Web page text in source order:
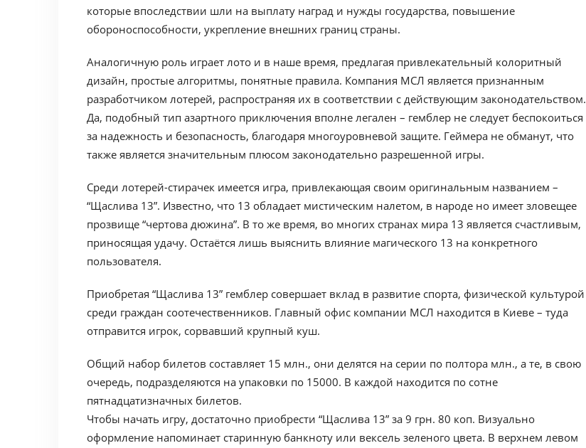
которые впоследствии шли на выплату наград и нужды государства, повышение
обороноспособности, укрепление внешних границ страны.
Аналогичную роль играет лото и в наше время, предлагая привлекательный колоритный
дизайн, простые алгоритмы, понятные правила. Компания МСЛ является признанным
разработчиком лотерей, распространяя их в соответствии с действующим законодательством.
Да, подобный тип азартного приключения вполне легален – гемблер не следует беспокоиться
за надежность и безопасность, благодаря многоуровневой защите. Геймера не обманут, что
также является значительным плюсом законодательно разрешенной игры.
Среди лотерей-стирачек имеется игра, привлекающая своим оригинальным названием –
“Щаслива 13”. Известно, что 13 обладает мистическим налетом, в народе но имеет зловещее
прозвище “чертова дюжина”. В то же время, во многих странах мира 13 является счастливым,
приносящая удачу. Остаётся лишь выяснить влияние магического 13 на конкретного
пользователя.
Приобретая “Щаслива 13” гемблер совершает вклад в развитие спорта, физической культурой
среди граждан соотечественников. Главный офис компании МСЛ находится в Киеве – туда
отправится игрок, сорвавший крупный куш.
Общий набор билетов составляет 15 млн., они делятся на серии по полтора млн., а те, в свою
очередь, подразделяются на упаковки по 15000. В каждой находится по сотне
пятнадцатизначных билетов.
Чтобы начать игру, достаточно приобрести “Щаслива 13” за 9 грн. 80 коп. Визуально
оформление напоминает старинную банкноту или вексель зеленого цвета. В верхнем левом